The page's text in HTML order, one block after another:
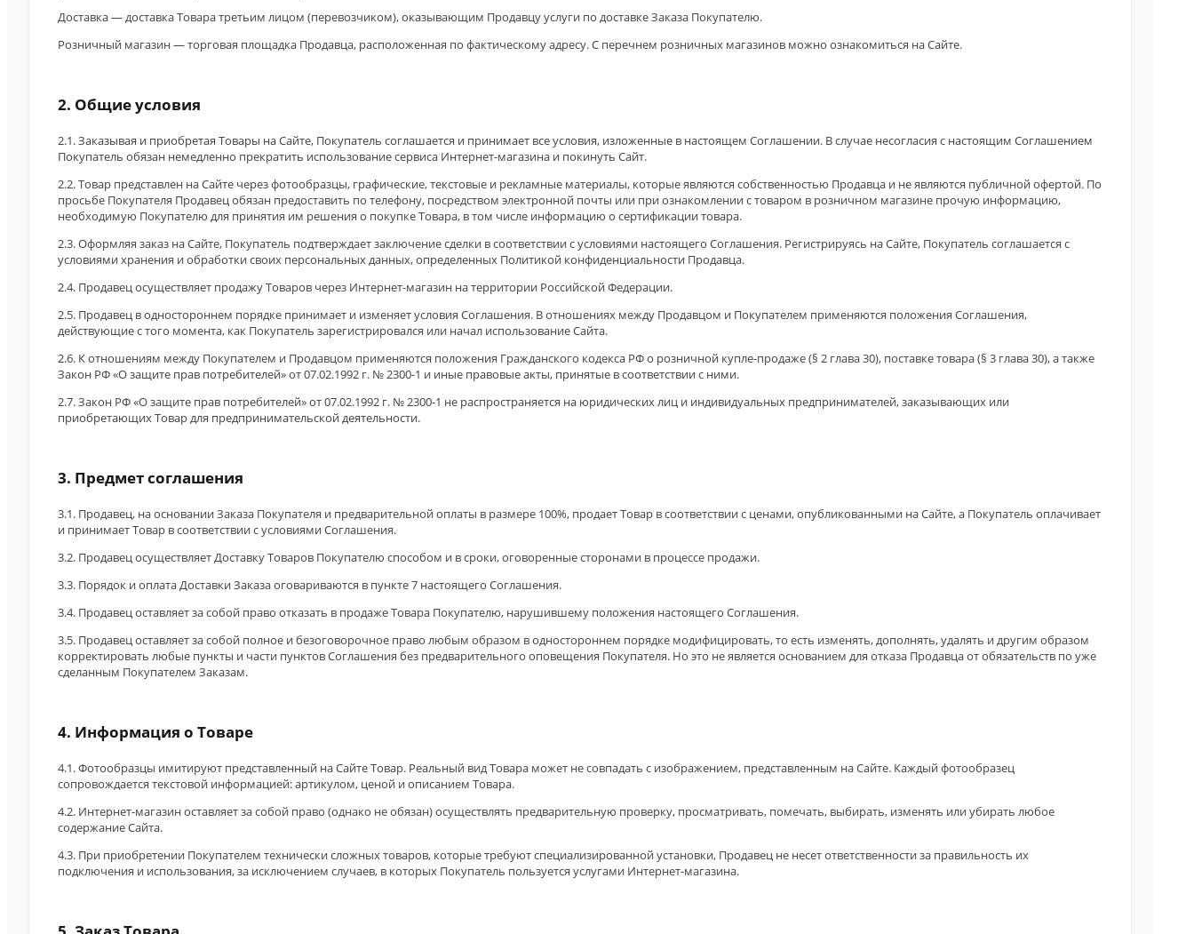
Доставка — доставка Товара третьим лицом (перевозчиком), оказывающим Продавцу услуги по доставке Заказа Покупателю.
Розничный магазин — торговая площадка Продавца, расположенная по фактическому адресу. С перечнем розничных магазинов можно ознакомиться на Сайте.
2. Общие условия
2.1. Заказывая и приобретая Товары на Сайте, Покупатель соглашается и принимает все условия, изложенные в настоящем Соглашении. В случае несогласия с настоящим Соглашением
Покупатель обязан немедленно прекратить использование сервиса Интернет-магазина и покинуть Сайт.
2.2. Товар представлен на Сайте через фотообразцы, графические, текстовые и рекламные материалы, которые являются собственностью Продавца и не являются публичной офертой. По
просьбе Покупателя Продавец обязан предоставить по телефону, посредством электронной почты или при ознакомлении с товаром в розничном магазине прочую информацию,
необходимую Покупателю для принятия им решения о покупке Товара, в том числе информацию о сертификации товара.
2.3. Оформляя заказ на Сайте, Покупатель подтверждает заключение сделки в соответствии с условиями настоящего Соглашения. Регистрируясь на Сайте, Покупатель соглашается с
условиями хранения и обработки своих персональных данных, определенных Политикой конфиденциальности Продавца.
2.4. Продавец осуществляет продажу Товаров через Интернет-магазин на территории Российской Федерации.
2.5. Продавец в одностороннем порядке принимает и изменяет условия Соглашения. В отношениях между Продавцом и Покупателем применяются положения Соглашения,
действующие с того момента, как Покупатель зарегистрировался или начал использование Сайта.
2.6. К отношениям между Покупателем и Продавцом применяются положения Гражданского кодекса РФ о розничной купле-продаже (§ 2 глава 30), поставке товара (§ 3 глава 30), а также
Закон РФ «О защите прав потребителей» от 07.02.1992 г. № 2300-1 и иные правовые акты, принятые в соответствии с ними.
2.7. Закон РФ «О защите прав потребителей» от 07.02.1992 г. № 2300-1 не распространяется на юридических лиц и индивидуальных предпринимателей, заказывающих или
приобретающих Товар для предпринимательской деятельности.
3. Предмет соглашения
3.1. Продавец, на основании Заказа Покупателя и предварительной оплаты в размере 100%, продает Товар в соответствии с ценами, опубликованными на Сайте, а Покупатель оплачивает
и принимает Товар в соответствии с условиями Соглашения.
3.2. Продавец осуществляет Доставку Товаров Покупателю способом и в сроки, оговоренные сторонами в процессе продажи.
3.3. Порядок и оплата Доставки Заказа оговариваются в пункте 7 настоящего Соглашения.
3.4. Продавец оставляет за собой право отказать в продаже Товара Покупателю, нарушившему положения настоящего Соглашения.
3.5. Продавец оставляет за собой полное и безоговорочное право любым образом в одностороннем порядке модифицировать, то есть изменять, дополнять, удалять и другим образом
корректировать любые пункты и части пунктов Соглашения без предварительного оповещения Покупателя. Но это не является основанием для отказа Продавца от обязательств по уже
сделанным Покупателем Заказам.
4. Информация о Товаре
4.1. Фотообразцы имитируют представленный на Сайте Товар. Реальный вид Товара может не совпадать с изображением, представленным на Сайте. Каждый фотообразец
сопровождается текстовой информацией: артикулом, ценой и описанием Товара.
4.2. Интернет-магазин оставляет за собой право (однако не обязан) осуществлять предварительную проверку, просматривать, помечать, выбирать, изменять или убирать любое
содержание Сайта.
4.3. При приобретении Покупателем технически сложных товаров, которые требуют специализированной установки, Продавец не несет ответственности за правильность их
подключения и использования, за исключением случаев, в которых Покупатель пользуется услугами Интернет-магазина.